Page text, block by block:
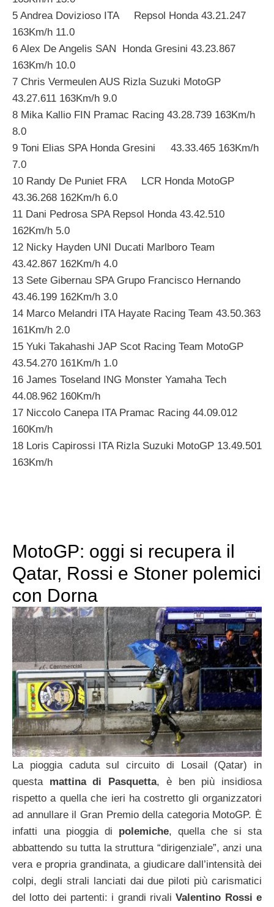
5 Andrea Dovizioso ITA Repsol Honda 43.21.247
163Km/h 11.0
6 Alex De Angelis SAN Honda Gresini 43.23.867
163Km/h 10.0
7 Chris Vermeulen AUS Rizla Suzuki MotoGP
43.27.611 163Km/h 9.0
8 Mika Kallio FIN Pramac Racing 43.28.739 163Km/h
8.0
9 Toni Elias SPA Honda Gresini 43.33.465 163Km/h
7.0
10 Randy De Puniet FRA LCR Honda MotoGP
43.36.268 162Km/h 6.0
11 Dani Pedrosa SPA Repsol Honda 43.42.510
162Km/h 5.0
12 Nicky Hayden UNI Ducati Marlboro Team
43.42.867 162Km/h 4.0
13 Sete Gibernau SPA Grupo Francisco Hernando
43.46.199 162Km/h 3.0
14 Marco Melandri ITA Hayate Racing Team 43.50.363
161Km/h 2.0
15 Yuki Takahashi JAP Scot Racing Team MotoGP
43.54.270 161Km/h 1.0
16 James Toseland ING Monster Yamaha Tech
44.08.962 160Km/h
17 Niccolo Canepa ITA Pramac Racing 44.09.012
160Km/h
18 Loris Capirossi ITA Rizla Suzuki MotoGP 13.49.501
163Km/h
MotoGP: oggi si recupera il
Qatar, Rossi e Stoner polemici
con Dorna
La pioggia caduta sul circuito di Losail (Qatar) in
questa mattina di Pasquetta, è ben più insidiosa
rispetto a quella che ieri ha costretto gli organizzatori
ad annullare il Gran Premio della categoria MotoGP. È
infatti una pioggia di polemiche, quella che si sta
abbattendo su tutta la struttura “dirigenziale”, anzi una
vera e propria grandinata, a giudicare dall’intensità dei
colpi, degli strali lanciati dai due piloti più carismatici
del lotto dei partenti: i grandi rivaliValentino Rossi e